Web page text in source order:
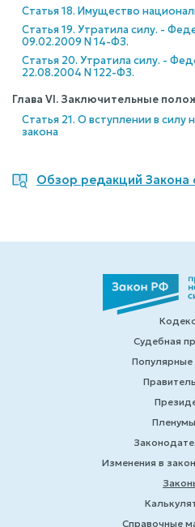
Статья 18. Имущество
Статья 19. Утратила силу. -
09.02.2009 N 14-ФЗ.
Статья 20. Утратила силу. -
22.08.2004 N 122-ФЗ.
Глава VI. Заключительные
Статья 21. О вступлении в
закона
Обзор редакций Закона
Судебная
Популярные
Изменения в
Справочные